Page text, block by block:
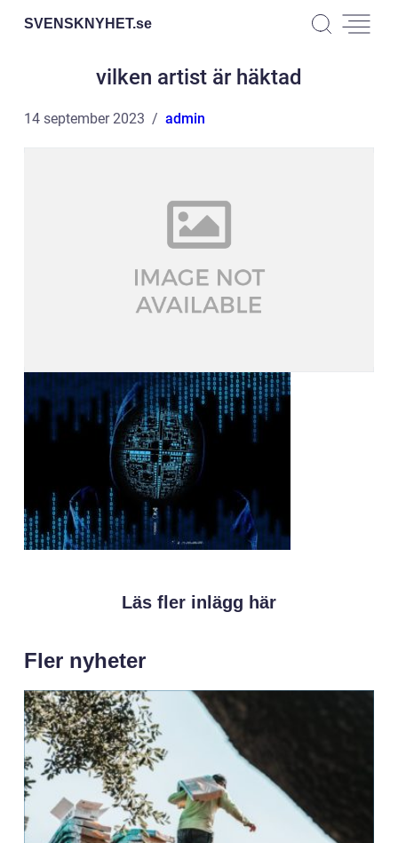
SVENSKNYHET.se
vilken artist är häktad
14 september 2023 admin
Läs fler inlägg här
Fler nyheter